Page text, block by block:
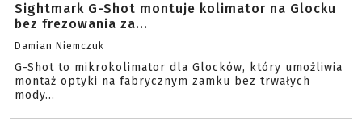
Sightmark G-Shot montuje kolimator na Glocku
bez frezowania za...
Damian Niemczuk
G-Shot to mikrokolimator dla Glocków, który umożliwia
montaż optyki na fabrycznym zamku bez trwałych
mody...